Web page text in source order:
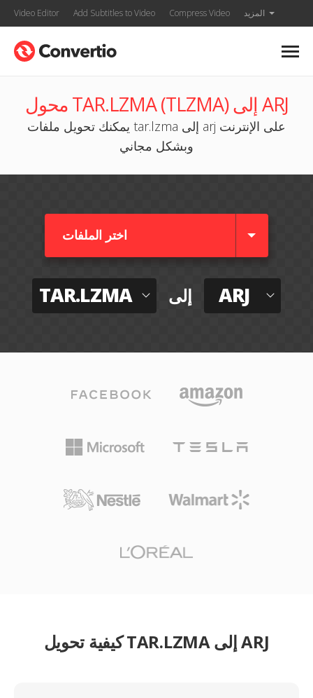
Video Editor Add Subtitles to Video Compress Video المزيد
محول TAR.LZMA (TLZMA) إلى ARJ
يمكنك تحويل ملفات tar.lzma إلى arj على الإنترنت
وبشكل مجاني
اختر الملفات
TAR.LZMA إلى ARJ
كيفية تحويل TAR.LZMA إلى ARJ